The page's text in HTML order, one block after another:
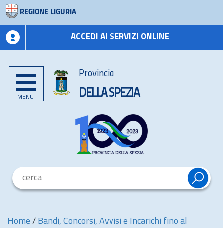
REGIONE LIGURIA
ACCEDI AI SERVIZI ONLINE
MENU
Provincia
DELLA SPEZIA
Home / Bandi, Concorsi, Avvisi e Incarichi fino al